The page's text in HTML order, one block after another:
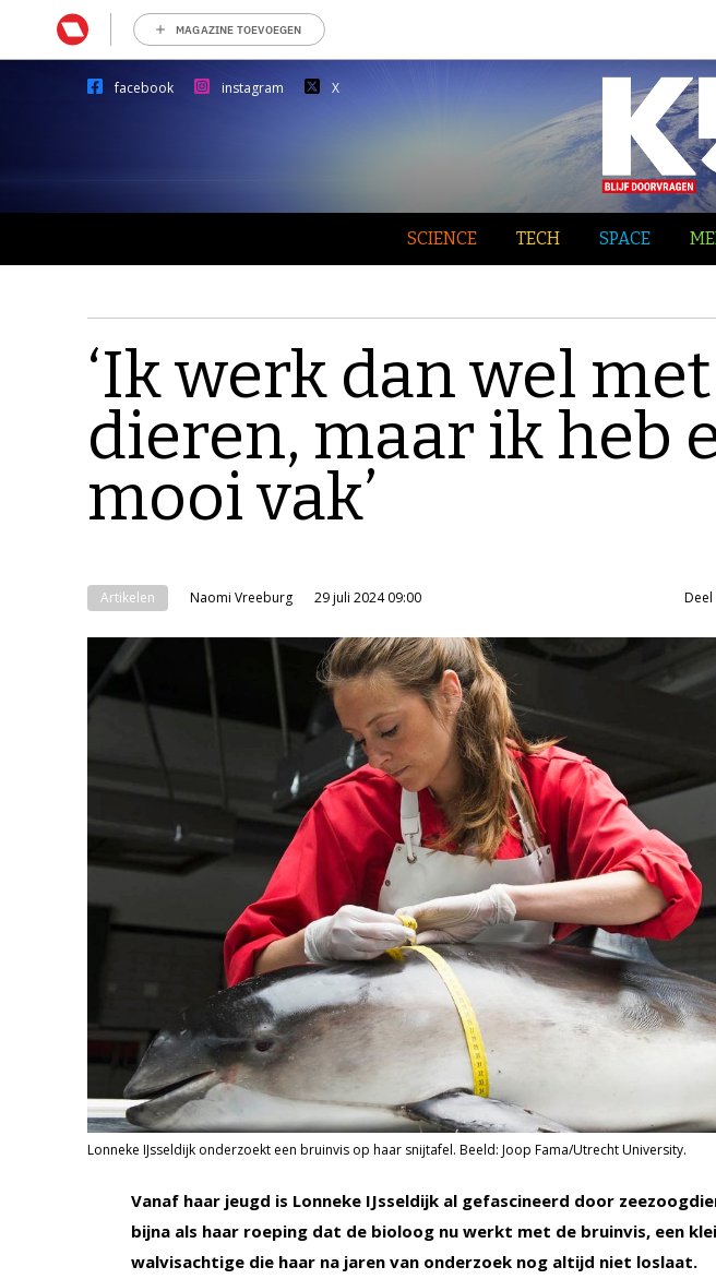
MAGAZINE TOEVOEGEN
facebook instagram X
SCIENCE TECH SPACE
‘Ik werk dan wel
dieren, maar ik heb
mooi vak’
Artikelen Naomi Vreeburg 29 juli 2024 09:00
Lonneke IJsseldijk onderzoekt een bruinvis op haar snijtafel. Beeld: Joop Fama/Utrecht University.
Vanaf haar jeugd is Lonneke IJsseldijk al gefascineerd door
bijna als haar roeping dat de bioloog nu werkt met de bruinvis, een
walvisachtige die haar na jaren van onderzoek nog altijd niet loslaat.